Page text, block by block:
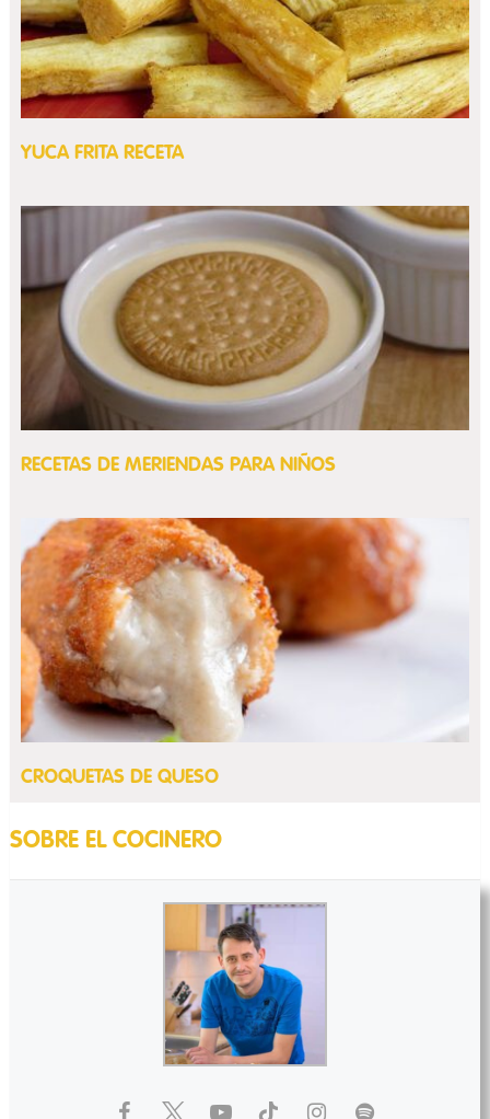
YUCA FRITA RECETA
RECETAS DE MERIENDAS PARA NIÑOS
CROQUETAS DE QUESO
SOBRE EL COCINERO